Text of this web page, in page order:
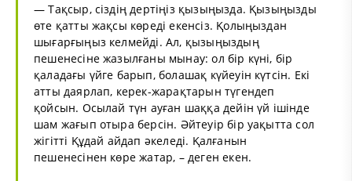
— Тақсыр, сіздің дертіңіз қызыңызда. Қызыңызды
өте қатты жақсы көреді екенсіз. Қолыңыздан
шығарғыңыз келмейді. Ал, қызыңыздың
пешенесіне жазылғаны мынау: ол бір күні, бір
қаладағы үйге барып, болашақ күйеуін күтсін. Екі
атты даярлап, керек-жарақтарын түгендеп
қойсын. Осылай түн ауған шаққа дейін үй ішінде
шам жағып отыра берсін. Әйтеуір бір уақытта сол
жігітті Құдай айдап әкеледі. Қалғанын
пешенесінен көре жатар, – деген екен.